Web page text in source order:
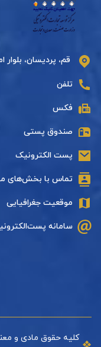
قم، پردیسان، بلوار
تلفن
فکس
صندوق پستی
پست الکترونیک
تماس با بخش‌های
موقعیت جغرافیایی
سامانه
کلیه حقوق مادی و